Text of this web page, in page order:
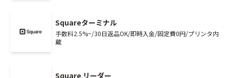
Squareターミナル
手数料2.5%~/30日返品OK/即時入金/固定費0円/プリンタ内
蔵
Square リーダー